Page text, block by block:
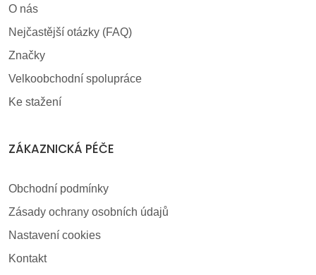
O nás
Nejčastější otázky (FAQ)
Značky
Velkoobchodní spolupráce
Ke stažení
ZÁKAZNICKÁ PÉČE
Obchodní podmínky
Zásady ochrany osobních údajů
Nastavení cookies
Kontakt